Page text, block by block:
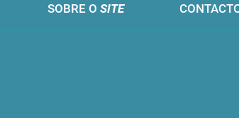
SOBRE O SITE